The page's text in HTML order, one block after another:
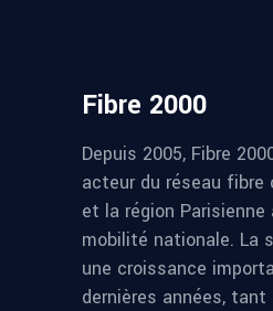
Fibre 2000
Depuis 2005, Fibre
acteur du réseau fibre
et la région Parisienne
mobilité nationale. La
une croissance
dernières années,